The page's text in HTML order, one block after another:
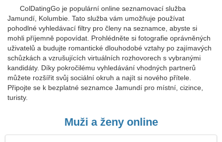
ColDatingGo je populární online seznamovací služba
Jamundí, Kolumbie. Tato služba vám umožňuje používat
pohodlné vyhledávací filtry pro členy na seznamce, abyste si
mohli příjemně popovídat. Prohlédněte si fotografie oprávněných
uživatelů a budujte romantické dlouhodobé vztahy po zajímavých
schůzkách a vzrušujících virtuálních rozhovorech s vybranými
kandidáty. Díky pokročilému vyhledávání vhodných partnerů
můžete rozšířit svůj sociální okruh a najít si nového přítele.
Připojte se k bezplatné seznamce Jamundí pro místní, cizince,
turisty.
Muži a ženy online